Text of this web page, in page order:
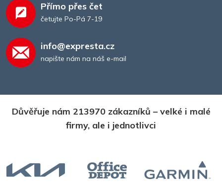
Přímo přes čet
četujte Po-Pá 7-19
info@expresta.cz
napište nám na náš e-mail
Důvěřuje nám 213970 zákazníků – velké i malé
firmy, ale i jednotlivci